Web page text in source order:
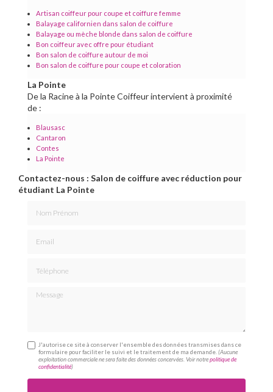
Artisan coiffeur pour coupe et coiffure femme
Balayage californien dans salon de coiffure
Balayage ou mèche blonde dans salon de coiffure
Bon coiffeur avec offre pour étudiant
Bon salon de coiffure autour de moi
Bon salon de coiffure pour coupe et coloration
La Pointe
De la Racine à la Pointe Coiffeur intervient à proximité
de :
Blausasc
Cantaron
Contes
La Pointe
Contactez-nous : Salon de coiffure avec réduction pour
étudiant La Pointe
Message
J'autorise ce site à conserver l'ensemble des données transmises dans ce
formulaire pour faciliter le suivi et le traitement de ma demande.(Aucune
exploitation commerciale ne sera faite des données concervées. Voir notrepolitique de
confidentialité)